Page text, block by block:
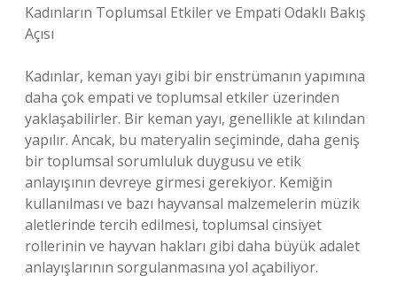
Kadınların Toplumsal Etkiler ve Empati Odaklı Bakış
Açısı
Kadınlar, keman yayı gibi bir enstrümanın yapımına
daha çok empati ve toplumsal etkiler üzerinden
yaklaşabilirler. Bir keman yayı, genellikle at kılından
yapılır. Ancak, bu materyalin seçiminde, daha geniş
bir toplumsal sorumluluk duygusu ve etik
anlayışının devreye girmesi gerekiyor. Kemiğin
kullanılması ve bazı hayvansal malzemelerin müzik
aletlerinde tercih edilmesi, toplumsal cinsiyet
rollerinin ve hayvan hakları gibi daha büyük adalet
anlayışlarının sorgulanmasına yol açabiliyor.